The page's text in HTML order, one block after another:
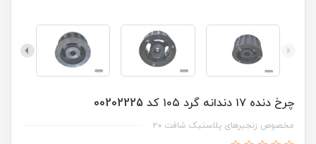
چرخ دنده ۱۷ دندانه گرد ۱۰۵ کد 00202225
مخصوص زنجیرهای پلاستیک شافت ۲۰